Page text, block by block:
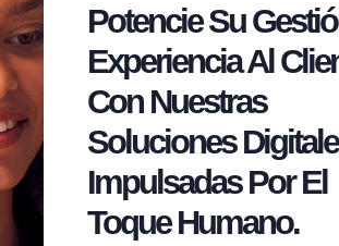
Potencie Su
Experiencia Al
Con Nuestras
Soluciones
Impulsadas Por El
Toque Humano.